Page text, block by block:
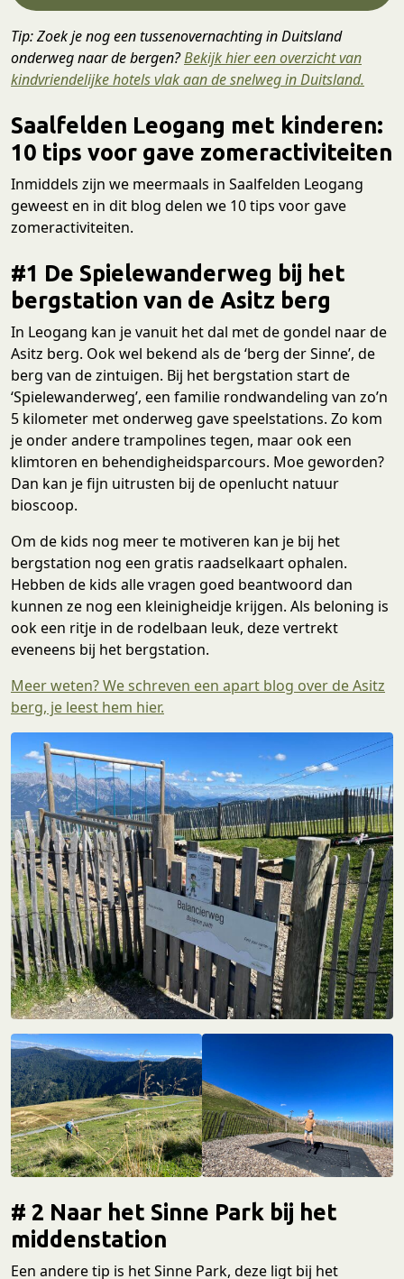
Tip: Zoek je nog een tussenovernachting in Duitsland
onderweg naar de bergen?Bekijk hier een overzicht van
kindvriendelijke hotels vlak aan de snelweg in Duitsland.
Saalfelden Leogang met kinderen:
10 tips voor gave zomeractiviteiten
Inmiddels zijn we meermaals in Saalfelden Leogang
geweest en in dit blog delen we 10 tips voor gave
zomeractiviteiten.
#1 De Spielewanderweg bij het
bergstation van de Asitz berg
In Leogang kan je vanuit het dal met de gondel naar de
Asitz berg. Ook wel bekend als de ‘berg der Sinne’, de
berg van de zintuigen. Bij het bergstation start de
‘Spielewanderweg’, een familie rondwandeling van zo’n
5 kilometer met onderweg gave speelstations. Zo kom
je onder andere trampolines tegen, maar ook een
klimtoren en behendigheidsparcours. Moe geworden?
Dan kan je fijn uitrusten bij de openlucht natuur
bioscoop.
Om de kids nog meer te motiveren kan je bij het
bergstation nog een gratis raadselkaart ophalen.
Hebben de kids alle vragen goed beantwoord dan
kunnen ze nog een kleinigheidje krijgen. Als beloning is
ook een ritje in de rodelbaan leuk, deze vertrekt
eveneens bij het bergstation.
Meer weten? We schreven een apart blog over de Asitz
berg, je leest hem hier.
# 2 Naar het Sinne Park bij het
middenstation
Een andere tip is het Sinne Park, deze ligt bij het